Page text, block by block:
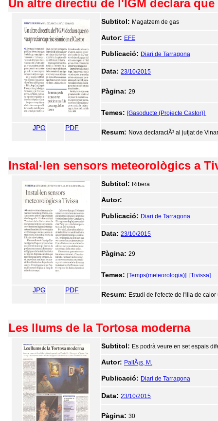
Un altre directiu de l'IGM declara
Subtitol: Magatzem de gas
Autor: EFE
Publicació: Diari de Tarragona
Data: 23/10/2015
Pàgina: 29
Temes: [Gasoducte (Projecte Castor)]
JPG PDF
Resum: Nova declaraciÃ³ al jutjat de
Instal·len sensors meteorològics a
Subtitol: Ribera
Autor:
Publicació: Diari de Tarragona
Data: 23/10/2015
Pàgina: 29
Temes: [Temps(meteorologia)] [Tivissa]
JPG PDF
Resum: Estudi de l'efecte de l'illa de calor
Les llums de la Tortosa moderna
Subtitol: Es podrà veure en set espais
Autor: PallÃ¡s, M.
Publicació: Diari de Tarragona
Data: 23/10/2015
Pàgina: 30